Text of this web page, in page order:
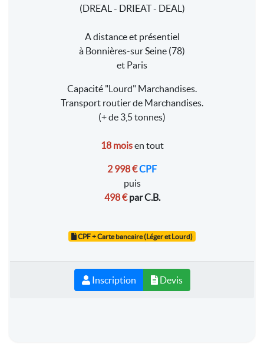
(DREAL - DRIEAT - DEAL)
A distance et présentiel
à Bonnières-sur Seine (78)
et Paris
Capacité "Lourd" Marchandises.
Transport routier de Marchandises.
(+ de 3,5 tonnes)
18 moisen tout
2 998 €CPF
puis
498 € par C.B.
CPF + Carte bancaire (Léger et Lourd)
Inscription Devis